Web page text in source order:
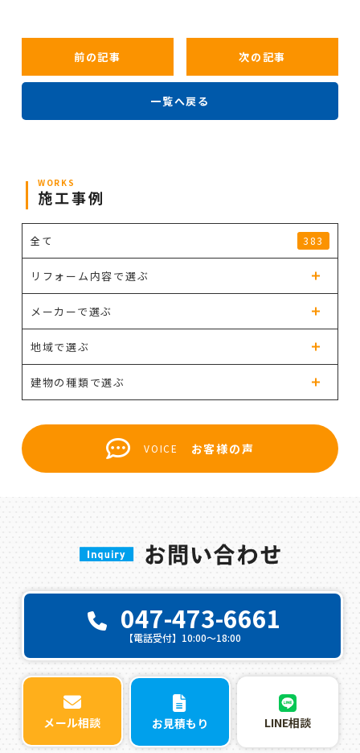
前の記事 次の記事
一覧へ戻る
WORKS
施工事例
全て 383
リフォーム内容で選ぶ
メーカーで選ぶ
地域で選ぶ
建物の種類で選ぶ
VOICE お客様の声
047-473-6661
【電話受付】10:00〜18:00
メール相談 お見積もり LINE相談